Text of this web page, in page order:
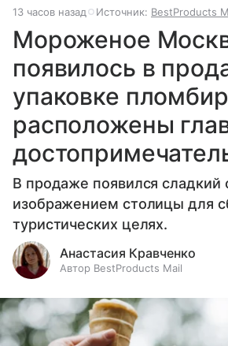
13 часов назад Источник: BestProducts
Мороженое
появилось в
упаковке
расположены
В продаже появился сладкий
изображением столицы для
туристических целях.
Анастасия Кравченко
Автор BestProducts Mail